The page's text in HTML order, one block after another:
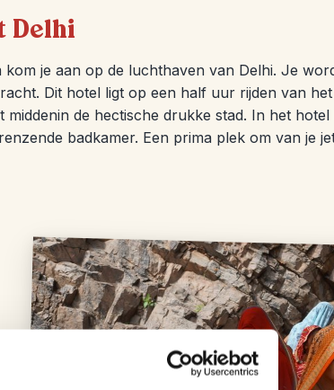
Delhi
je aan op de luchthaven van Delhi. Je
Dit hotel ligt op een half uur rijden van het
middenin de hectische drukke stad. In het hotel
badkamer. Een prima plek om van je